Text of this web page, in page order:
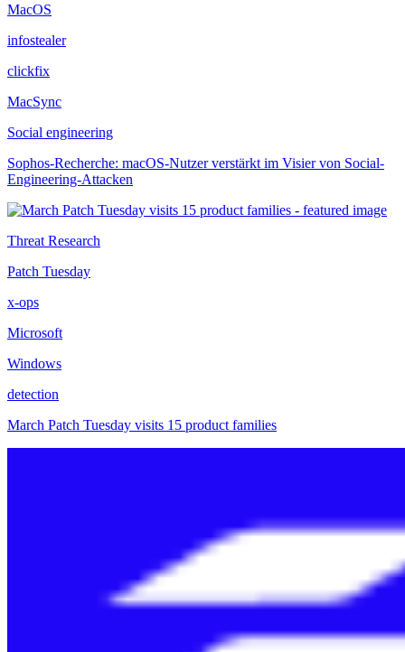
MacOS
infostealer
clickfix
MacSync
Social engineering
Sophos-Recherche: macOS-Nutzer verstärkt im Visier von Social-
Engineering-Attacken
Threat Research
Patch Tuesday
x-ops
Microsoft
Windows
detection
March Patch Tuesday visits 15 product families